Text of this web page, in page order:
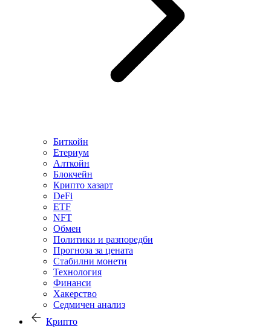
Биткойн
Етериум
Алткойн
Блокчейн
Крипто хазарт
DeFi
ETF
NFT
Обмен
Политики и разпоредби
Прогноза за цената
Стабилни монети
Технология
Финанси
Хакерство
Седмичен анализ
Крипто